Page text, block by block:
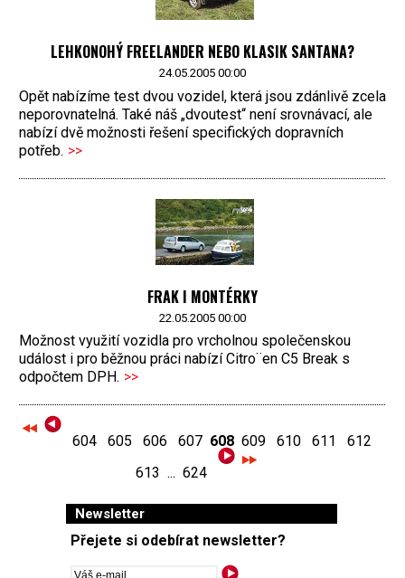
LEHKONOHÝ FREELANDER NEBO KLASIK SANTANA?
24.05.2005 00:00
Opět nabízíme test dvou vozidel, která jsou zdánlivě zcela
neporovnatelná. Také náš „dvoutest“ není srovnávací, ale
nabízí dvě možnosti řešení specifických dopravních
potřeb. >>
FRAK I MONTÉRKY
22.05.2005 00:00
Možnost využití vozidla pro vrcholnou společenskou
událost i pro běžnou práci nabízí Citro¨en C5 Break s
odpočtem DPH. >>
604 605 606 607 608 609 610 611
612
613 ... 624
Newsletter
Přejete si odebírat newsletter?